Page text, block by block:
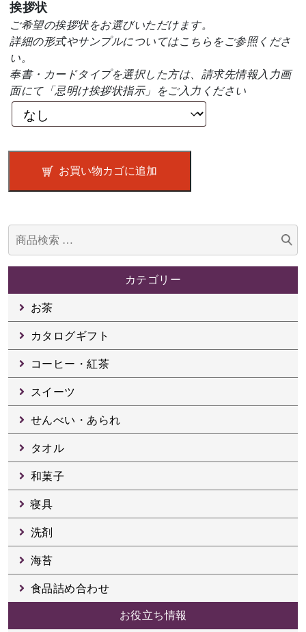
索
対
カテゴリー
お茶
カタログギフト
コーヒー・紅茶
スイーツ
せんべい・あられ
タオル
和菓子
寝具
洗剤
海苔
食品詰め合わせ
お役立ち情報
挨拶状
ご希望の挨拶状をお選びいただけます。
詳細の形式やサンプルについてはこちら をご参照くださ
い。
奉書・カードタイプを選択した方は、請求先情報入力画
面にて「忌明け挨拶状指示」をご入力ください
LEROSE
コ
ー
デ
リ
ア
お買い物カゴに追加